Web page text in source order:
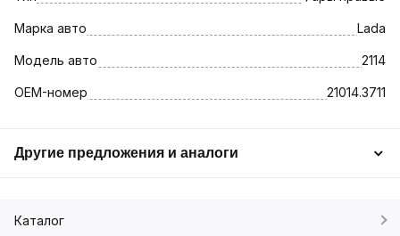
Марка авто Lada
Модель авто 2114
OEM-номер 21014.3711
Другие предложения и аналоги
Каталог